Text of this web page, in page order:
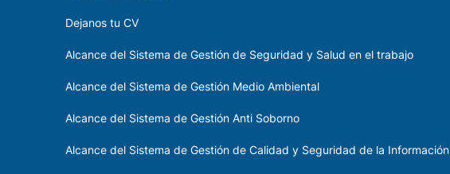
Dejanos tu CV
Alcance del Sistema de Gestión de Seguridad y Salud en el trabajo
Alcance del Sistema de Gestión Medio Ambiental
Alcance del Sistema de Gestión Anti Soborno
Alcance del Sistema de Gestión de Calidad y Seguridad de la Información